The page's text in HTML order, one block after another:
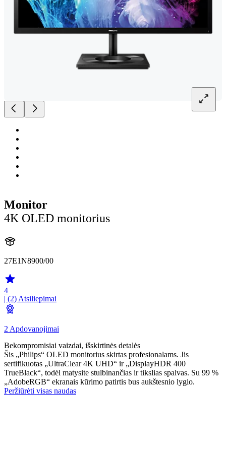
Monitor
4K OLED monitorius
27E1N8900/00
4
| (2) Atsiliepimai
2 Apdovanojimai
Bekompromisiai vaizdai, išskirtinės detalės
Šis „Philips“ OLED monitorius skirtas profesionalams. Jis
sertifikuotas „UltraClear 4K UHD“ ir „DisplayHDR 400
TrueBlack“, todėl matysite stulbinančias ir tikslias spalvas. Su 99 %
„AdobeRGB“ ekranais kūrimo patirtis bus aukštesnio lygio.
Peržiūrėti visas naudas